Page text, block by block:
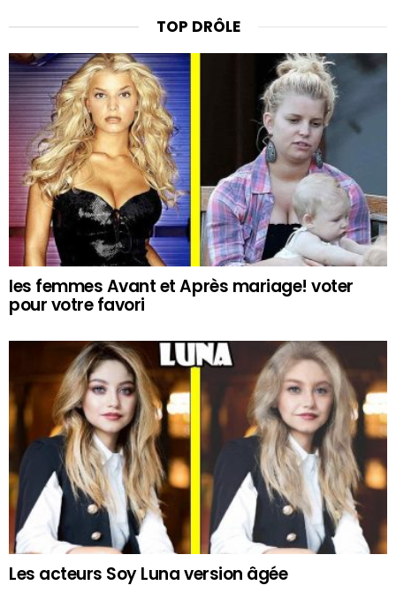
TOP DRÔLE
les femmes Avant et Après mariage! voter
pour votre favori
Les acteurs Soy Luna version âgée